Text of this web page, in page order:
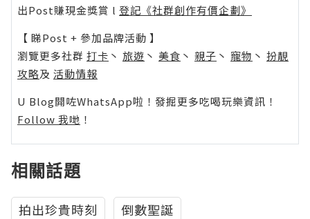
出Post賺現金獎賞 l 登記《社群創作有價企劃》
【 睇Post + 參加品牌活動 】
瀏覽更多社群 打卡 丶 旅遊 丶 美食 丶 親子 丶 寵物 丶 扮靚
攻略及 活動情報
U Blog開咗WhatsApp啦！發掘更多吃喝玩樂資訊！
Follow 我哋 ！
相關話題
拍出珍貴時刻
倒數聖誕